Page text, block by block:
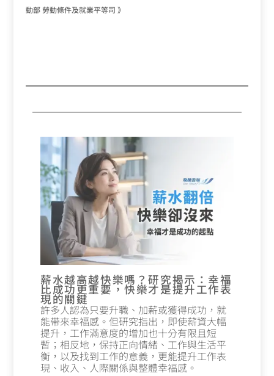
動部 勞動條件及就業平等司 》
薪水越高越快樂嗎？研究揭示：幸福
比成功更重要，快樂才是提升工作表
現的關鍵
許多人認為只要升職、加薪或獲得成功，就
能帶來幸福感。但研究指出，即使薪資大幅
提升，工作滿意度的增加也十分有限且短
暫；相反地，保持正向情緒、工作與生活平
衡，以及找到工作的意義，更能提升工作表
現、收入、人際關係與整體幸福感。